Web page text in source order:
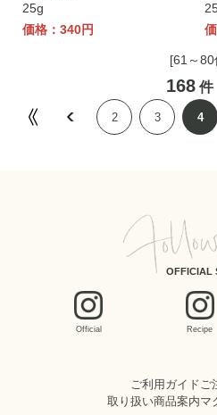
25g
価格：340円
[61～80
168 件
2 3 4
OFFICIAL
Official Recipe
ご利用ガイドご
取り扱い商品案内マ